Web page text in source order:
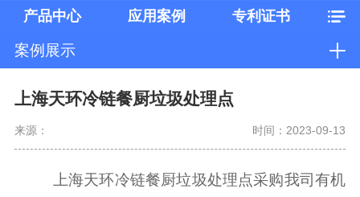
产品中心 应用案例 专利证书
案例展示
上海天环冷链餐厨垃圾处理点
来源： 时间：2023-09-13
上海天环冷链餐厨垃圾处理点采购我司有机